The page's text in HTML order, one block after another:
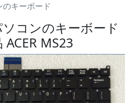
キーボード
コンのキーボード
ACER MS23